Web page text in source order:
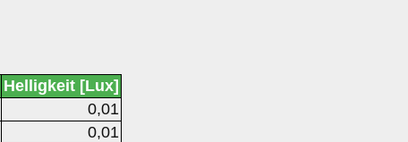
Helligkeit [Lux]
0,01
0,01